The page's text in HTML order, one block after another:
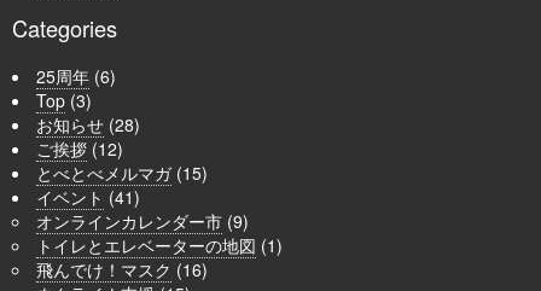
Categories
25周年 (6)
Top (3)
お知らせ (28)
ご挨拶 (12)
とべとべメルマガ(15)
イベント (41)
オンラインカレンダー市 (9)
トイレとエレベーターの地図 (1)
飛んでけ！マスク (16)